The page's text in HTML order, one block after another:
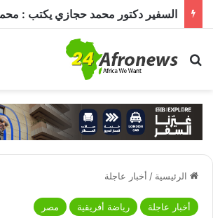
بحث عن
الرئيسية / أخبار عاجلة
أخبار عاجلة رياضة أفريقية مصر